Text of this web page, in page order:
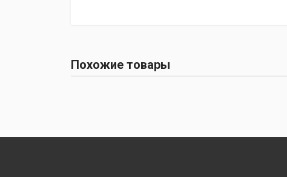
Похожие товары